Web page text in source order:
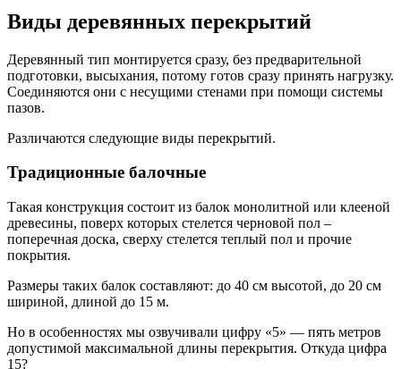
Виды деревянных перекрытий
Деревянный тип монтируется сразу, без предварительной
подготовки, высыхания, потому готов сразу принять нагрузку.
Соединяются они с несущими стенами при помощи системы
пазов.
Различаются следующие виды перекрытий.
Традиционные балочные
Такая конструкция состоит из балок монолитной или клееной
древесины, поверх которых стелется черновой пол –
поперечная доска, сверху стелется теплый пол и прочие
покрытия.
Размеры таких балок составляют: до 40 см высотой, до 20 см
шириной, длиной до 15 м.
Но в особенностях мы озвучивали цифру «5» — пять метров
допустимой максимальной длины перекрытия. Откуда цифра
15?